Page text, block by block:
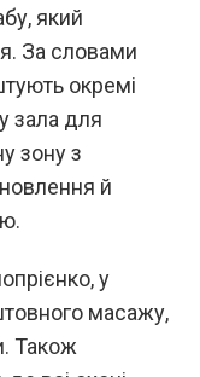
який
За словами
окремі
зала для
зону з
й
у
масажу,
Також